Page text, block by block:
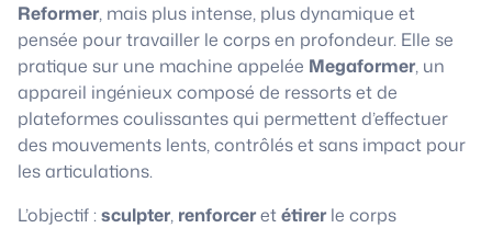
Reformer, mais plus intense, plus dynamique et
pensée pour travailler le corps en profondeur. Elle se
pratique sur une machine appelée Megaformer, un
appareil ingénieux composé de ressorts et de
plateformes coulissantes qui permettent d’effectuer
des mouvements lents, contrôlés et sans impact pour
les articulations.
L’objectif :sculpter, renforceretétirerle corps